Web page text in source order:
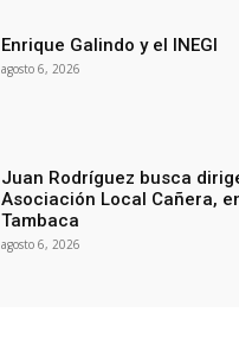
Enrique Galindo y el INEGI
agosto 6, 2026
Juan Rodríguez busca
Asociación Local Cañera,
Tambaca
agosto 6, 2026